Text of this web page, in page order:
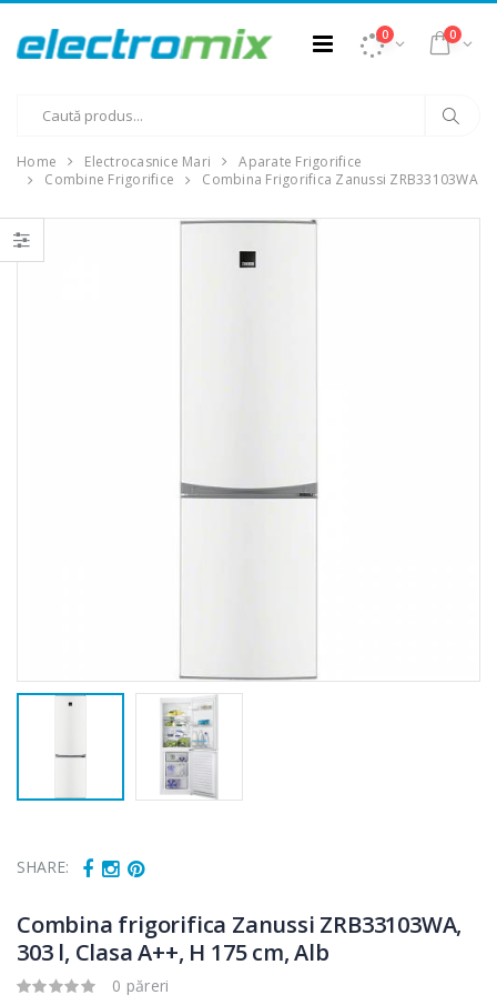
0 0
Home Electrocasnice Mari
Aparate Frigorifice
Combine Frigorifice
Combina Frigorifica Zanussi ZRB33103WA
SHARE:
Combina frigorifica Zanussi ZRB33103WA,
303 l, Clasa A++, H 175 cm, Alb
0 păreri